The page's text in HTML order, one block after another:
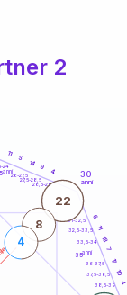
2
30
anni
24
26-27,5
27,5-28,5
28,5-29
31-32,5
32,5-33,5
33,5-34
36-37,5
37,5-38,5
38,5-39
11
5
14 9
4
6
11
18
7
17
10
4
22
8
4
anni
35anni